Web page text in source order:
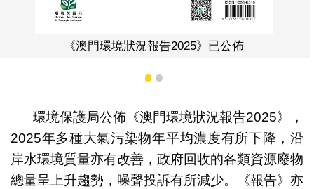
2025》已公佈
《澳門環境狀況
1 2
環境保護局公佈《澳門環境狀況報告2025》，
2025年多種大氣污染物年平均濃度有所下降，沿
岸水環境質量亦有改善，政府回收的各類資源廢物
總量呈上升趨勢，噪聲投訴有所減少。《報告》亦